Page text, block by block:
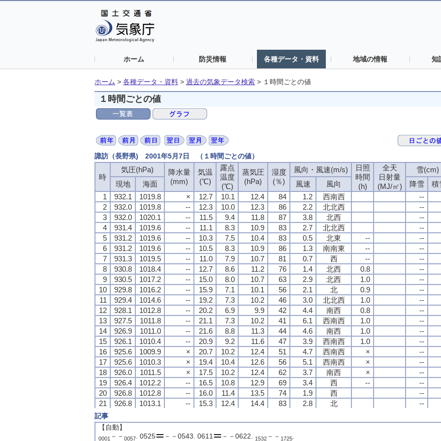
ホーム 防災情報 各種データ・資料 地域の情報 知
ホーム > 各種データ・資料 > 過去の気象データ検索 > １時間ごとの値
１時間ごとの値
諏訪（長野県) 2001年5月7日 （１時間ごとの値）
時
気圧(hPa)
降水量
(mm)
気温
(℃)
露点
温度
(℃)
蒸気圧
(hPa)
湿度
(％)
風向・風速(m/s)
日照
時間
(h)
全天
日射量
(MJ/㎡)
雪(cm)
現地 海面 風速 風向 降雪
積
1
932.1 1019.8 × 12.7 10.1 12.4 84 1.2 西南西 --
2
932.0 1019.8 -- 12.3 10.0 12.3 86 2.2 北北西 --
3
932.0 1020.1 -- 11.5 9.4 11.8 87 3.8 北西 --
4
931.4 1019.6 -- 11.1 8.3 10.9 83 2.7 北北西 --
5
931.2 1019.6 -- 10.3 7.5 10.4 83 0.5 北東 -- --
6
931.2 1019.6 -- 10.5 8.3 10.9 86 1.3 南南東 -- --
7
931.3 1019.5 -- 11.0 7.9 10.7 81 0.7 西 -- --
8
930.8 1018.4 -- 12.7 8.6 11.2 76 1.4 北西 0.8 --
9
930.5 1017.2 -- 15.0 8.0 10.7 63 2.9 北西 1.0 --
10
929.8 1016.2 -- 15.9 7.1 10.1 56 2.1 北 0.9 --
11
929.4 1014.6 -- 19.2 7.3 10.2 46 3.0 北北西 1.0 --
12
928.1 1012.8 -- 20.2 6.9 9.9 42 4.4 南西 0.8 --
13
927.5 1011.8 -- 21.1 7.3 10.2 41 6.1 西南西 1.0 --
14
926.9 1011.0 -- 21.6 8.8 11.3 44 4.6 南西 1.0 --
15
926.1 1010.4 -- 20.9 9.2 11.6 47 3.9 西南西 1.0 --
16
925.6 1009.9 × 20.7 10.2 12.4 51 4.7 西南西 × --
17
925.6 1010.3 × 19.4 10.4 12.6 56 5.1 西南西 × --
18
926.0 1011.5 × 17.5 10.2 12.4 62 3.7 南西 × --
19
926.4 1012.2 -- 16.5 10.8 12.9 69 3.4 西 -- --
20
926.8 1012.8 -- 16.0 11.4 13.5 74 1.9 西 --
21
926.8 1013.1 -- 15.3 12.4 14.4 83 2.8 北 --
22
23
926.4 1012.8 -- 14.8 12.1 14.1 84 0.8 北東 --
926.1 1012.7 -- 14.2 12.1 14.1 87
時
気圧(hPa)
降水量
(mm)
気温
(℃)
露点
温度
(℃)
蒸気圧
(hPa)
湿度
(％)
風向・風速(m/s)
日照
時間
(h)
全天
日射量
(MJ/㎡)
雪(cm)
現地 海面 風速 風向 降雪
積
1
932.1 1019.8 × 12.7 10.1 12.4 84 1.2 西南西 --
2
932.0 1019.8 -- 12.3 10.0 12.3 86 2.2 北北西 --
3
932.0 1020.1 -- 11.5 9.4 11.8 87 3.8 北西 --
4
931.4 1019.6 -- 11.1 8.3 10.9 83 2.7 北北西 --
5
931.2 1019.6 -- 10.3 7.5 10.4 83 0.5 北東 -- --
6
931.2 1019.6 -- 10.5 8.3 10.9 86 1.3 南南東 -- --
7
931.3 1019.5 -- 11.0 7.9 10.7 81 0.7 西 -- --
8
930.8 1018.4 -- 12.7 8.6 11.2 76 1.4 北西 0.8 --
9
930.5 1017.2 -- 15.0 8.0 10.7 63 2.9 北西 1.0 --
10
929.8 1016.2 -- 15.9 7.1 10.1 56 2.1 北 0.9 --
11
929.4 1014.6 -- 19.2 7.3 10.2 46 3.0 北北西 1.0 --
12
928.1 1012.8 -- 20.2 6.9 9.9 42 4.4 南西 0.8 --
13
927.5 1011.8 -- 21.1 7.3 10.2 41 6.1 西南西 1.0 --
14
926.9 1011.0 -- 21.6 8.8 11.3 44 4.6 南西 1.0 --
15
926.1 1010.4 -- 20.9 9.2 11.6 47 3.9 西南西 1.0 --
16
925.6 1009.9 × 20.7 10.2 12.4 51 4.7 西南西 × --
17
925.6 1010.3 × 19.4 10.4 12.6 56 5.1 西南西 × --
18
926.0 1011.5 × 17.5 10.2 12.4 62 3.7 南西 × --
19
926.4 1012.2 -- 16.5 10.8 12.9 69 3.4 西 -- --
20
926.8 1012.8 -- 16.0 11.4 13.5 74 1.9 西 --
21
926.8 1013.1 -- 15.3 12.4 14.4 83 2.8 北 --
22
23
926.4 1012.8 -- 14.8 12.1 14.1 84 0.8 北東 --
926.1 1012.7 -- 14.2 12.1 14.1 87
時
気圧(hPa)
降水量
(mm)
気温
(℃)
露点
温度
(℃)
蒸気圧
(hPa)
湿度
(％)
風向・風速(m/s)
日照
時間
(h)
全天
日射量
(MJ/㎡)
雪(cm)
現地 海面 風速 風向 降雪
積
1
932.1 1019.8 × 12.7 10.1 12.4 84 1.2 西南西 --
2
932.0 1019.8 -- 12.3 10.0 12.3 86 2.2 北北西 --
3
932.0 1020.1 -- 11.5 9.4 11.8 87 3.8 北西 --
4
931.4 1019.6 -- 11.1 8.3 10.9 83 2.7 北北西 --
5
931.2 1019.6 -- 10.3 7.5 10.4 83 0.5 北東 -- --
6
931.2 1019.6 -- 10.5 8.3 10.9 86 1.3 南南東 -- --
7
931.3 1019.5 -- 11.0 7.9 10.7 81 0.7 西 -- --
8
930.8 1018.4 -- 12.7 8.6 11.2 76 1.4 北西 0.8 --
9
930.5 1017.2 -- 15.0 8.0 10.7 63 2.9 北西 1.0 --
10
929.8 1016.2 -- 15.9 7.1 10.1 56 2.1 北 0.9 --
11
929.4 1014.6 -- 19.2 7.3 10.2 46 3.0 北北西 1.0 --
12
928.1 1012.8 -- 20.2 6.9 9.9 42 4.4 南西 0.8 --
13
927.5 1011.8 -- 21.1 7.3 10.2 41 6.1 西南西 1.0 --
14
926.9 1011.0 -- 21.6 8.8 11.3 44 4.6 南西 1.0 --
15
926.1 1010.4 -- 20.9 9.2 11.6 47 3.9 西南西 1.0 --
16
925.6 1009.9 × 20.7 10.2 12.4 51 4.7 西南西 × --
17
925.6 1010.3 × 19.4 10.4 12.6 56 5.1 西南西 × --
18
926.0 1011.5 × 17.5 10.2 12.4 62 3.7 南西 × --
19
926.4 1012.2 -- 16.5 10.8 12.9 69 3.4 西 -- --
20
926.8 1012.8 -- 16.0 11.4 13.5 74 1.9 西 --
21
926.8 1013.1 -- 15.3 12.4 14.4 83 2.8 北 --
22
23
926.4 1012.8 -- 14.8 12.1 14.1 84 0.8 北東 --
926.1 1012.7 -- 14.2 12.1 14.1 87
時
気圧(hPa)
降水量
(mm)
気温
(℃)
露点
温度
(℃)
蒸気圧
(hPa)
湿度
(％)
風向・風速(m/s)
日照
時間
(h)
全天
日射量
(MJ/㎡)
雪(cm)
現地 海面 風速 風向 降雪
積
1
932.1 1019.8 × 12.7 10.1 12.4 84 1.2 西南西 --
2
932.0 1019.8 -- 12.3 10.0 12.3 86 2.2 北北西 --
3
932.0 1020.1 -- 11.5 9.4 11.8 87 3.8 北西 --
4
931.4 1019.6 -- 11.1 8.3 10.9 83 2.7 北北西 --
5
931.2 1019.6 -- 10.3 7.5 10.4 83 0.5 北東 -- --
6
931.2 1019.6 -- 10.5 8.3 10.9 86 1.3 南南東 -- --
7
931.3 1019.5 -- 11.0 7.9 10.7 81 0.7 西 -- --
8
930.8 1018.4 -- 12.7 8.6 11.2 76 1.4 北西 0.8 --
9
930.5 1017.2 -- 15.0 8.0 10.7 63 2.9 北西 1.0 --
10
929.8 1016.2 -- 15.9 7.1 10.1 56 2.1 北 0.9 --
11
929.4 1014.6 -- 19.2 7.3 10.2 46 3.0 北北西 1.0 --
12
928.1 1012.8 -- 20.2 6.9 9.9 42 4.4 南西 0.8 --
13
927.5 1011.8 -- 21.1 7.3 10.2 41 6.1 西南西 1.0 --
14
926.9 1011.0 -- 21.6 8.8 11.3 44 4.6 南西 1.0 --
15
926.1 1010.4 -- 20.9 9.2 11.6 47 3.9 西南西 1.0 --
16
925.6 1009.9 × 20.7 10.2 12.4 51 4.7 西南西 × --
17
925.6 1010.3 × 19.4 10.4 12.6 56 5.1 西南西 × --
18
926.0 1011.5 × 17.5 10.2 12.4 62 3.7 南西 × --
19
926.4 1012.2 -- 16.5 10.8 12.9 69 3.4 西 -- --
20
926.8 1012.8 -- 16.0 11.4 13.5 74 1.9 西 --
21
926.8 1013.1 -- 15.3 12.4 14.4 83 2.8 北 --
22
23
926.4 1012.8 -- 14.8 12.1 14.1 84 0.8 北東 --
926.1 1012.7 -- 14.2 12.1 14.1 87
記事
【自動】
0001 －－ 0057. 0525 －－0543. 0611 －－0622. 1532－－ 1725.